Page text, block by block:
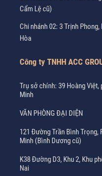
Cẩm Lệ cũ)
Chi nhánh 02: 3 Trịnh
Hòa
Công ty TNHH ACC
Trụ sở chính: 39 Hoàng Việt,
Minh
VĂN PHÒNG ĐẠI DIỆN
121 Đường Trần Bình Trọng,
Minh (Bình Dương cũ)
K38 Đường D3, Khu 2, Khu
Nai